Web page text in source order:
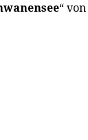
“ von